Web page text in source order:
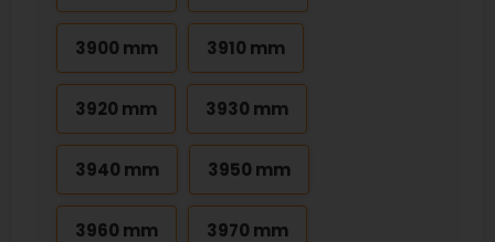
3900 mm 3910 mm
3920 mm 3930 mm
3940 mm 3950 mm
3960 mm 3970 mm